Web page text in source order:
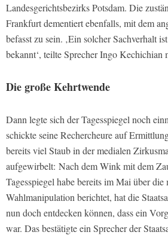
Landesgerichtsbezirks Potsdam. Die
Frankfurt dementiert ebenfalls, mit dem
befasst zu sein. ‚Ein solcher Sachverhalt
bekannt‘, teilte Sprecher Ingo Kechichian
Die große Kehrtwende
Dann legte sich der Tagesspiegel noch
schickte seine Rechercheure auf
bereits viel Staub in der medialen
aufgewirbelt: Nach dem Wink mit dem
Tagesspiegel habe bereits im Mai über die
Wahlmanipulation berichtet, hat die
nun doch entdecken können, dass ein
war. Das bestätigte ein Sprecher der